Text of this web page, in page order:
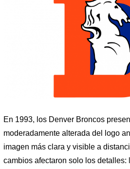
En 1993, los Denver Broncos
moderadamente alterada del logo
imagen más clara y visible a
cambios afectaron solo los detalles: